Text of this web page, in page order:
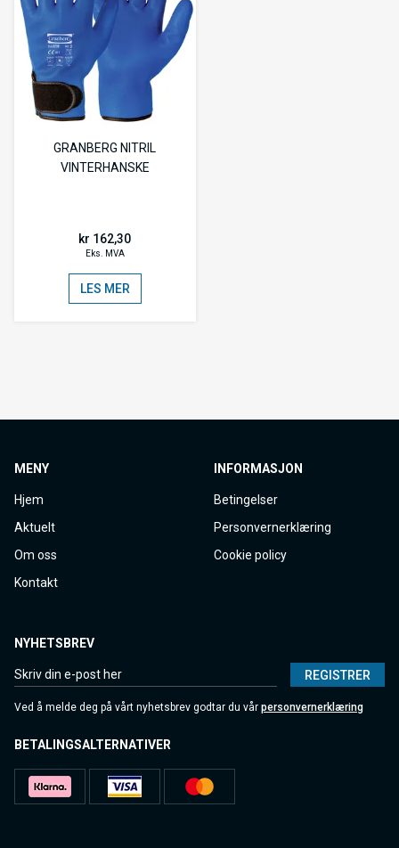
GRANBERG NITRIL
VINTERHANSKE
kr 162,30
Eks. MVA
LES MER
MENY
Hjem
Aktuelt
Om oss
Kontakt
INFORMASJON
Betingelser
Personvernerklæring
Cookie policy
NYHETSBREV
REGISTRER
Ved å melde deg på vårt nyhetsbrev godtar du vår personvernerklæring
BETALINGSALTERNATIVER